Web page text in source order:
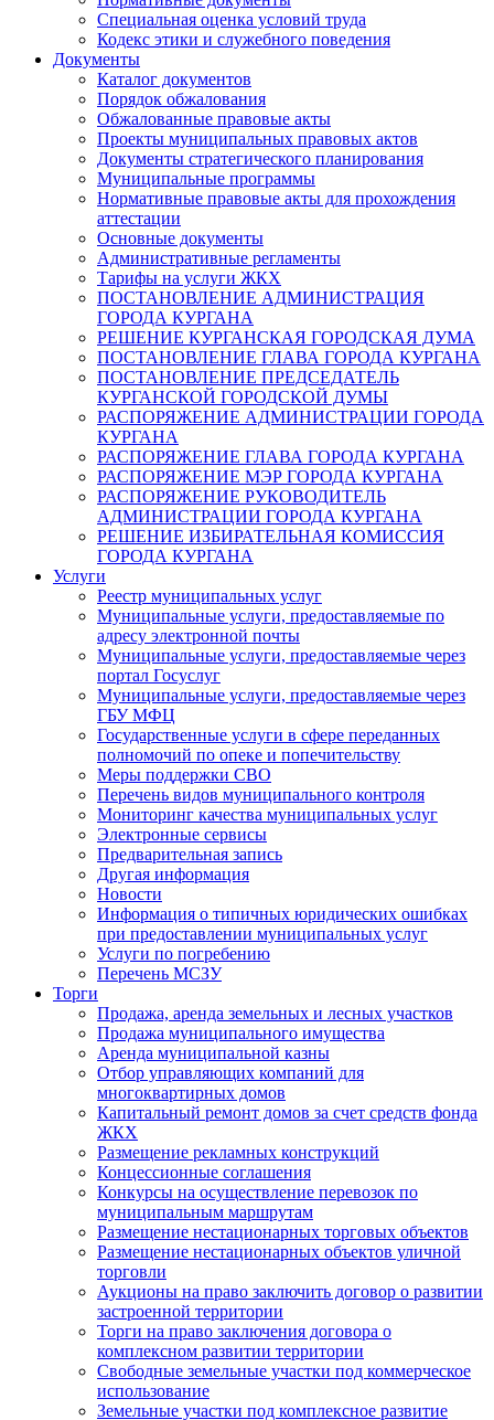
Специальная оценка условий труда
Кодекс этики и служебного поведения
Документы
Каталог документов
Порядок обжалования
Обжалованные правовые акты
Проекты муниципальных правовых актов
Документы стратегического планирования
Муниципальные программы
Нормативные правовые акты для прохождения
аттестации
Основные документы
Административные регламенты
Тарифы на услуги ЖКХ
ПОСТАНОВЛЕНИЕ АДМИНИСТРАЦИЯ
ГОРОДА КУРГАНА
РЕШЕНИЕ КУРГАНСКАЯ ГОРОДСКАЯ ДУМА
ПОСТАНОВЛЕНИЕ ГЛАВА ГОРОДА КУРГАНА
ПОСТАНОВЛЕНИЕ ПРЕДСЕДАТЕЛЬ
КУРГАНСКОЙ ГОРОДСКОЙ ДУМЫ
РАСПОРЯЖЕНИЕ АДМИНИСТРАЦИИ ГОРОДА
КУРГАНА
РАСПОРЯЖЕНИЕ ГЛАВА ГОРОДА КУРГАНА
РАСПОРЯЖЕНИЕ МЭР ГОРОДА КУРГАНА
РАСПОРЯЖЕНИЕ РУКОВОДИТЕЛЬ
АДМИНИСТРАЦИИ ГОРОДА КУРГАНА
РЕШЕНИЕ ИЗБИРАТЕЛЬНАЯ КОМИССИЯ
ГОРОДА КУРГАНА
Услуги
Реестр муниципальных услуг
Муниципальные услуги, предоставляемые по
адресу электронной почты
Муниципальные услуги, предоставляемые через
портал Госуслуг
Муниципальные услуги, предоставляемые через
ГБУ МФЦ
Государственные услуги в сфере переданных
полномочий по опеке и попечительству
Меры поддержки СВО
Перечень видов муниципального контроля
Мониторинг качества муниципальных услуг
Электронные сервисы
Предварительная запись
Другая информация
Новости
Информация о типичных юридических ошибках
при предоставлении муниципальных услуг
Услуги по погребению
Перечень МСЗУ
Торги
Продажа, аренда земельных и лесных участков
Продажа муниципального имущества
Аренда муниципальной казны
Отбор управляющих компаний для
многоквартирных домов
Капитальный ремонт домов за счет средств фонда
ЖКХ
Размещение рекламных конструкций
Концессионные соглашения
Конкурсы на осуществление перевозок по
муниципальным маршрутам
Размещение нестационарных торговых объектов
Размещение нестационарных объектов уличной
торговли
Аукционы на право заключить договор о развитии
застроенной территории
Торги на право заключения договора о
комплексном развитии территории
Свободные земельные участки под коммерческое
использование
Земельные участки под комплексное развитие